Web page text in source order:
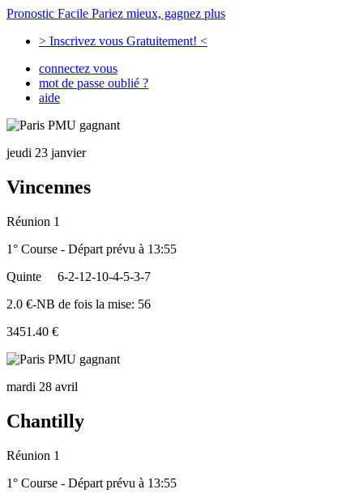
Pronostic Facile Pariez mieux, gagnez plus
> Inscrivez vous Gratuitement! <
connectez vous
mot de passe oublié ?
aide
jeudi 23 janvier
Vincennes
Réunion 1
1° Course - Départ prévu à 13:55
Quinte
6-2-12-10-4-5-3-7
2.0 €-NB de fois la mise: 56
3451.40 €
mardi 28 avril
Chantilly
Réunion 1
1° Course - Départ prévu à 13:55